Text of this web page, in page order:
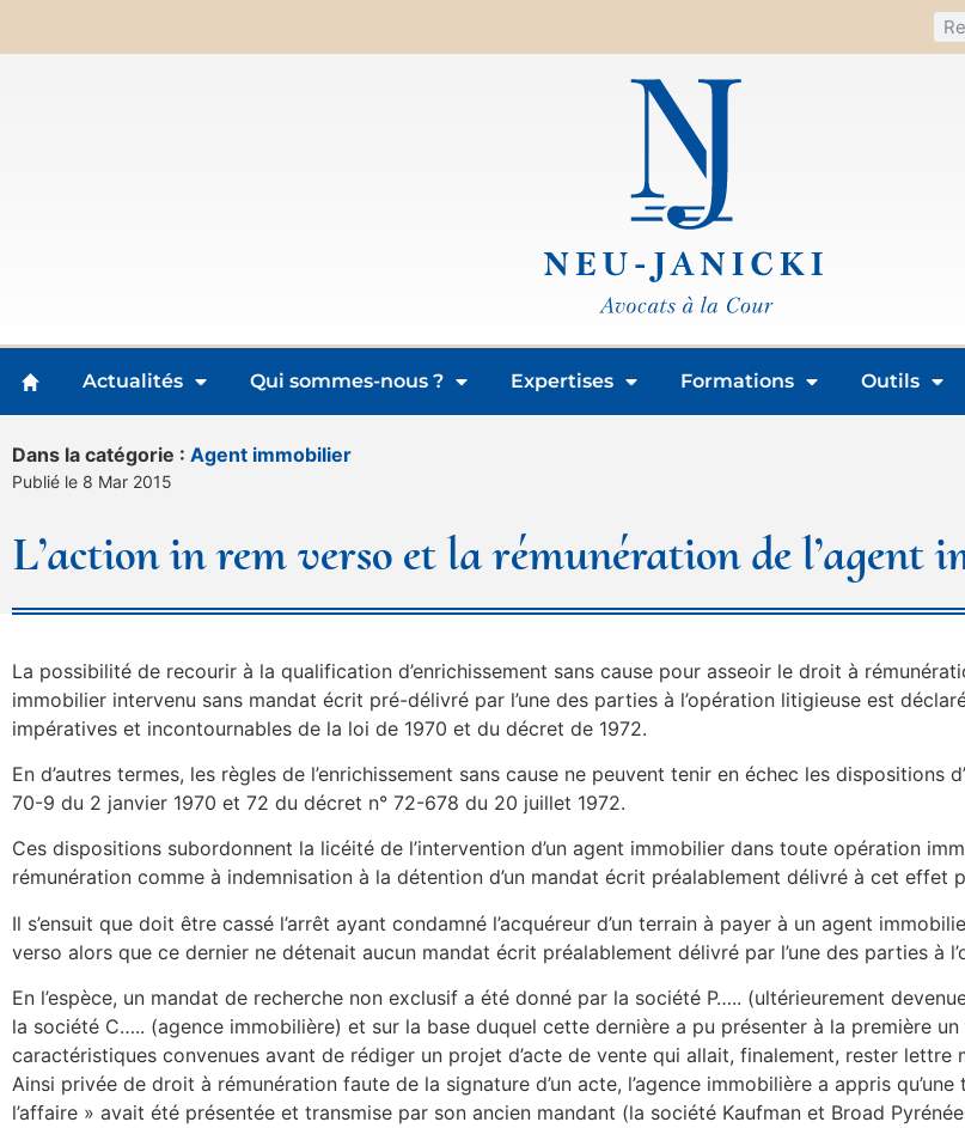
Actualités Qui sommes-nous ? Expertises Formations Outils
Dans la catégorie : Agent immobilier
Publié le 8 Mar 2015
L’action in rem verso et la rémunération de l’agent
La possibilité de recourir à la qualification d’enrichissement sans cause pour asseoir le droit à
immobilier intervenu sans mandat écrit pré-délivré par l’une des parties à l’opération litigieuse est
impératives et incontournables de la loi de 1970 et du décret de 1972.
En d’autres termes, les règles de l’enrichissement sans cause ne peuvent tenir en échec les dispositions
70-9 du 2 janvier 1970 et 72 du décret n° 72-678 du 20 juillet 1972.
Ces dispositions subordonnent la licéité de l’intervention d’un agent immobilier dans toute opération
rémunération comme à indemnisation à la détention d’un mandat écrit préalablement délivré à cet effet
Il s’ensuit que doit être cassé l’arrêt ayant condamné l’acquéreur d’un terrain à payer à un agent
verso alors que ce dernier ne détenait aucun mandat écrit préalablement délivré par l’une des parties à
En l’espèce, un mandat de recherche non exclusif a été donné par la société P….. (ultérieurement
la société C….. (agence immobilière) et sur la base duquel cette dernière a pu présenter à la première
caractéristiques convenues avant de rédiger un projet d’acte de vente qui allait, finalement, rester lettre
Ainsi privée de droit à rémunération faute de la signature d’un acte, l’agence immobilière a appris
l’affaire » avait été présentée et transmise par son ancien mandant (la société Kaufman et Broad